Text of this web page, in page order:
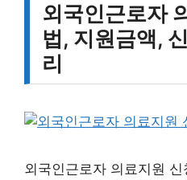
외국인근로자
법, 지원금액,
리
외국인근로자 의료지원